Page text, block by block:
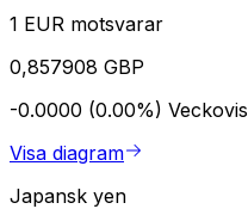
1 EUR motsvarar
0,857908 GBP
-0.0000 (0.00%) Veckovis
Visa diagram
Japansk yen